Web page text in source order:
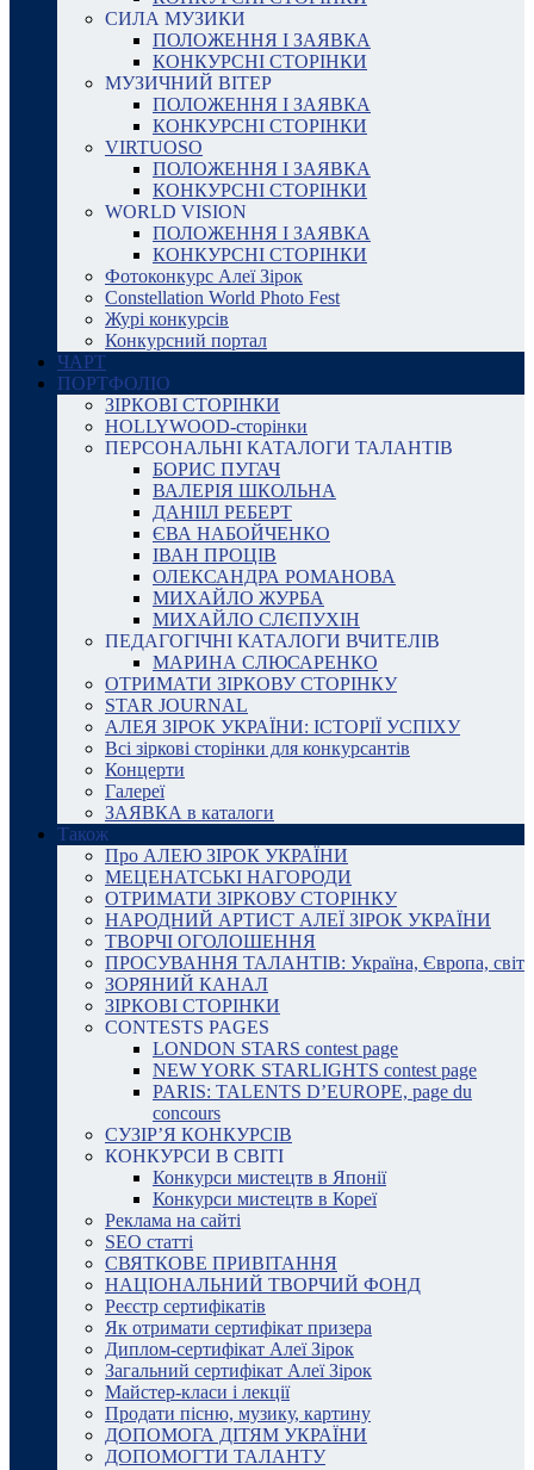
СИЛА МУЗИКИ
ПОЛОЖЕННЯ І ЗАЯВКА
КОНКУРСНІ СТОРІНКИ
МУЗИЧНИЙ ВІТЕР
ПОЛОЖЕННЯ І ЗАЯВКА
КОНКУРСНІ СТОРІНКИ
VIRTUOSO
ПОЛОЖЕННЯ І ЗАЯВКА
КОНКУРСНІ СТОРІНКИ
WORLD VISION
ПОЛОЖЕННЯ І ЗАЯВКА
КОНКУРСНІ СТОРІНКИ
Фотоконкурс Алеї Зірок
Constellation World Photo Fest
Журі конкурсів
Конкурсний портал
ЧАРТ
ПОРТФОЛІО
ЗІРКОВІ СТОРІНКИ
HOLLYWOOD-сторінки
ПЕРСОНАЛЬНІ КАТАЛОГИ ТАЛАНТІВ
БОРИС ПУГАЧ
ВАЛЕРІЯ ШКОЛЬНА
ДАНІІЛ РЕБЕРТ
ЄВА НАБОЙЧЕНКО
ІВАН ПРОЦІВ
ОЛЕКСАНДРА РОМАНОВА
МИХАЙЛО ЖУРБА
МИХАЙЛО СЛЄПУХІН
ПЕДАГОГІЧНІ КАТАЛОГИ ВЧИТЕЛІВ
МАРИНА СЛЮСАРЕНКО
ОТРИМАТИ ЗІРКОВУ СТОРІНКУ
STAR JOURNAL
АЛЕЯ ЗІРОК УКРАЇНИ: ІСТОРІЇ УСПІХУ
Всі зіркові сторінки для конкурсантів
Концерти
Галереї
ЗАЯВКА в каталоги
Також
Про АЛЕЮ ЗІРОК УКРАЇНИ
МЕЦЕНАТСЬКІ НАГОРОДИ
ОТРИМАТИ ЗІРКОВУ СТОРІНКУ
НАРОДНИЙ АРТИСТ АЛЕЇ ЗІРОК УКРАЇНИ
ТВОРЧІ ОГОЛОШЕННЯ
ПРОСУВАННЯ ТАЛАНТІВ: Україна, Європа, світ
ЗОРЯНИЙ КАНАЛ
ЗІРКОВІ СТОРІНКИ
CONTESTS PAGES
LONDON STARS contest page
NEW YORK STARLIGHTS contest page
PARIS: TALENTS D’EUROPE, page du
concours
СУЗІР’Я КОНКУРСІВ
КОНКУРСИ В СВІТІ
Конкурси мистецтв в Японії
Конкурси мистецтв в Кореї
Реклама на сайті
SEO статті
СВЯТКОВЕ ПРИВІТАННЯ
НАЦІОНАЛЬНИЙ ТВОРЧИЙ ФОНД
Реєстр сертифікатів
Як отримати сертифікат призера
Диплом-сертифікат Алеї Зірок
Загальний сертифікат Алеї Зірок
Майстер-класи і лекції
Продати пісню, музику, картину
ДОПОМОГА ДІТЯМ УКРАЇНИ
ДОПОМОГТИ ТАЛАНТУ